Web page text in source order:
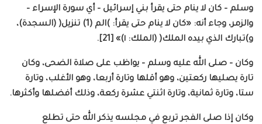
وسلم – كان لا ينام حتى يقرأ بني إسرائيل – أي سورة الإسراء –
والزمر، وجاء أنه: «كان لا ينام حتى يقرأ: )الم (1) تنزيل( (السجدة)،
و)تبارك الذي بيده الملك( (الملك: ١)» [21].
وكان – صلى الله عليه وسلم – يواظب على صلاة الضحى، وكان
تارة يصليها ركعتين، وهو أقلها وتارة أربعا، وهو الأغلب، وتارة
ستا، وتارة ثمانية، وتارة اثنتي عشرة ركعة، وذلك أفضلها وأكثرها.
وكان إذا صلى الفجر تربع في مجلسه يذكر الله حتى تطلع